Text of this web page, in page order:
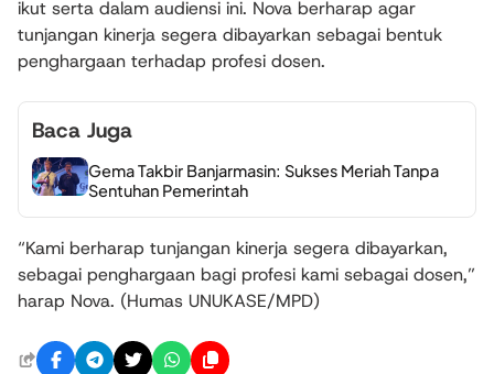
ikut serta dalam audiensi ini. Nova berharap agar
tunjangan kinerja segera dibayarkan sebagai bentuk
penghargaan terhadap profesi dosen.
Baca Juga
Gema Takbir Banjarmasin: Sukses Meriah Tanpa
Sentuhan Pemerintah
“Kami berharap tunjangan kinerja segera dibayarkan,
sebagai penghargaan bagi profesi kami sebagai dosen,”
harap Nova. (Humas UNUKASE/MPD)